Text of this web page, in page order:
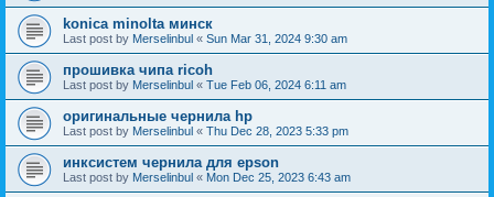
konica minolta минск
Last post by Merselinbul « Sun Mar 31, 2024 9:30 am
прошивка чипа ricoh
Last post by Merselinbul « Tue Feb 06, 2024 6:11 am
оригинальные чернила hp
Last post by Merselinbul « Thu Dec 28, 2023 5:33 pm
инксистем чернила для epson
Last post by Merselinbul « Mon Dec 25, 2023 6:43 am